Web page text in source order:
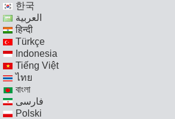
한국
العربية
हिन्दी
Türkçe
Indonesia
Tiếng Việt
ไทย
বাংলা
فارسی
Polski